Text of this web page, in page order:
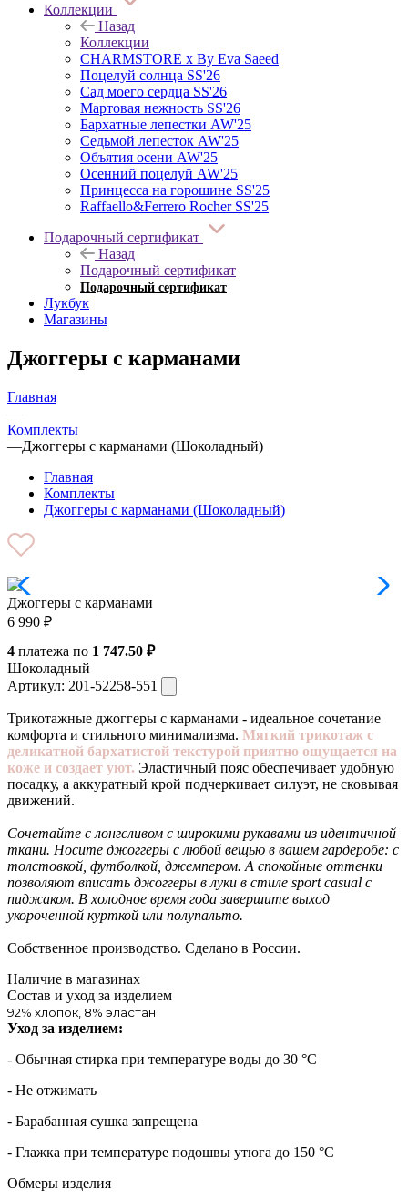
Коллекции
Назад
Коллекции
CHARMSTORE х By Eva Saeed
Поцелуй солнца SS'26
Сад моего сердца SS'26
Мартовая нежность SS'26
Бархатные лепестки AW'25
Седьмой лепесток AW'25
Объятия осени AW'25
Осенний поцелуй AW'25
Принцесса на горошине SS'25
Raffaello&Ferrero Rocher SS'25
Подарочный сертификат
Назад
Подарочный сертификат
Подарочный сертификат
Лукбук
Магазины
Джоггеры с карманами
Главная
—
Комплекты
—Джоггеры с карманами (Шоколадный)
Главная
Комплекты
Джоггеры с карманами (Шоколадный)
Джоггеры с карманами
6 990 ₽
4 платежа по 1 747.50 ₽
Шоколадный
Артикул: 201-52258-551
Трикотажные джоггеры с карманами - идеальное сочетание
комфорта и стильного минимализма. Мягкий трикотаж с
деликатной бархатистой текстурой приятно ощущается на
коже и создает уют. Эластичный пояс обеспечивает удобную
посадку, а аккуратный крой подчеркивает силуэт, не сковывая
движений.
Сочетайте с лонгсливом с широкими рукавами из идентичной
ткани. Носите джоггеры с любой вещью в вашем гардеробе: с
толстовкой, футболкой, джемпером. А спокойные оттенки
позволяют вписать джоггеры в луки в стиле sport casual с
пиджаком. В холодное время года завершите выход
укороченной курткой или полупальто.
Собственное производство. Сделано в России.
Наличие в магазинах
Состав и уход за изделием
92% хлопок, 8% эластан
Уход за изделием:
- Обычная стирка при температуре воды до 30 °C
- Не отжимать
- Барабанная сушка запрещена
- Глажка при температуре подошвы утюга до 150 °C
Обмеры изделия